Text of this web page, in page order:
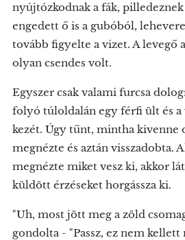
nyújtózkodnak a fák,
engedett ő is a gubóból,
tovább figyelte a vizet. A levegő
olyan csendes volt.
Egyszer csak valami furcsa
folyó túloldalán egy férfi ült és
kezét. Úgy tűnt, mintha kivenne
megnézte és aztán visszadobta.
megnézte miket vesz ki, akkor
küldött érzéseket horgássza ki.
"Uh, most jött meg a zöld
gondolta - "Passz, ez nem kellett